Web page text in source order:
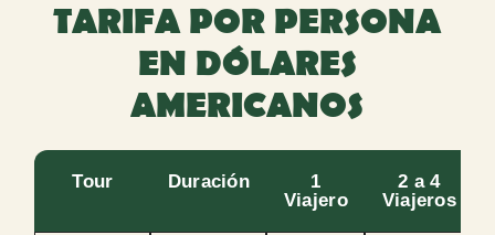
TARIFA POR PERSONA
EN DÓLARES
AMERICANOS
Tour Duración
1
Viajero
2 a 4
Viajeros